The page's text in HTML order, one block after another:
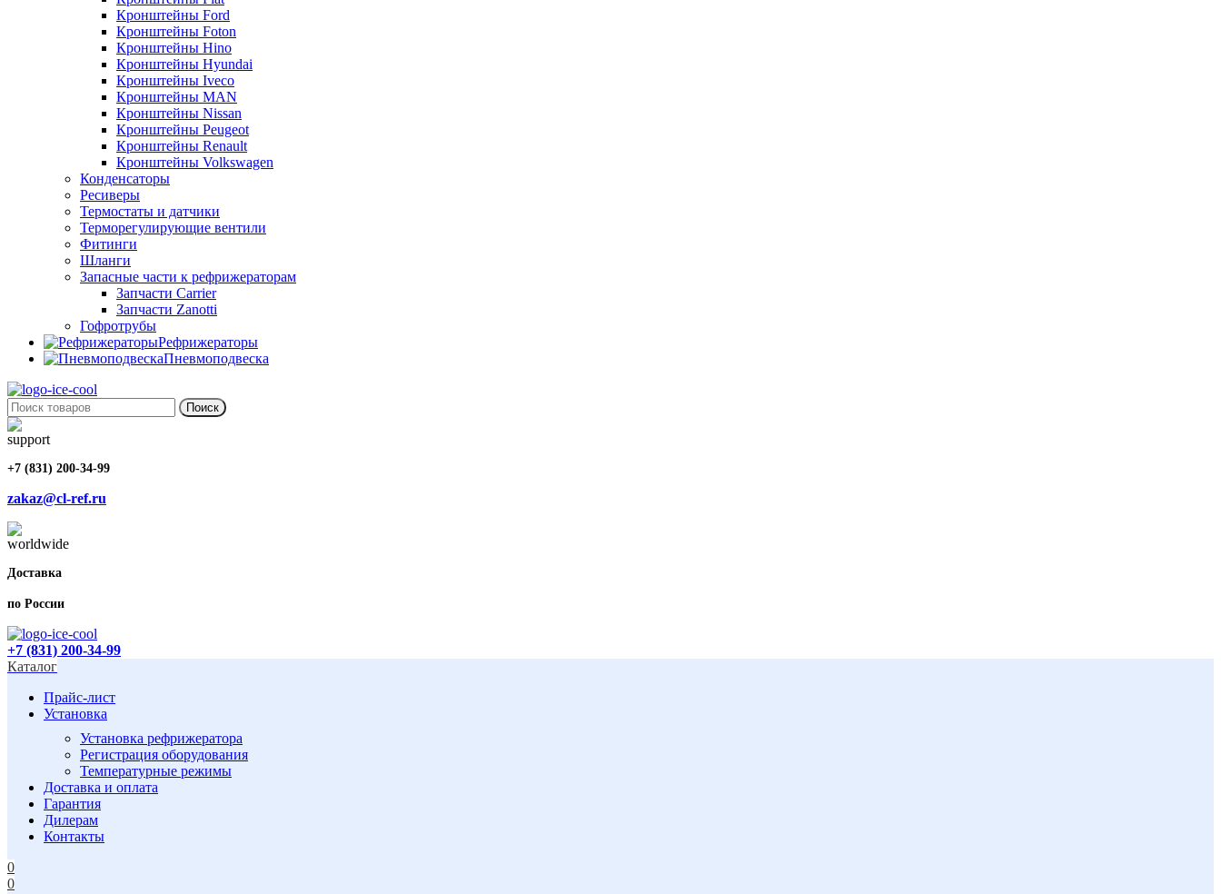
Кронштейны Ford
Кронштейны Foton
Кронштейны Hino
Кронштейны Hyundai
Кронштейны Iveco
Кронштейны MAN
Кронштейны Nissan
Кронштейны Peugeot
Кронштейны Renault
Кронштейны Volkswagen
Конденсаторы
Ресиверы
Термостаты и датчики
Терморегулирующие вентили
Фитинги
Шланги
Запасные части к рефрижераторам
Запчасти Carrier
Запчасти Zanotti
Гофротрубы
Рефрижераторы
Пневмоподвеска
Поиск
+7 (831) 200-34-99
zakaz@cl-ref.ru
Доставка
по России
+7 (831) 200-34-99
Каталог
Прайс-лист
Установка
Установка рефрижератора
Регистрация оборудования
Температурные режимы
Доставка и оплата
Гарантия
Дилерам
Контакты
0
0